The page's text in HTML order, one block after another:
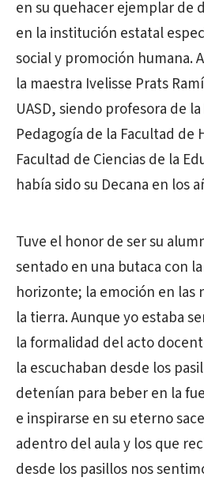
en su quehacer ejemplar de
en la institución estatal
social y promoción humana.
la maestra Ivelisse Prats
UASD, siendo profesora de
Pedagogía de la Facultad de
Facultad de Ciencias de la
había sido su Decana en los
Tuve el honor de ser su
sentado en una butaca con
horizonte; la emoción en las
la tierra. Aunque yo estaba
la formalidad del acto
la escuchaban desde los
detenían para beber en la
e inspirarse en su eterno
adentro del aula y los que
desde los pasillos nos